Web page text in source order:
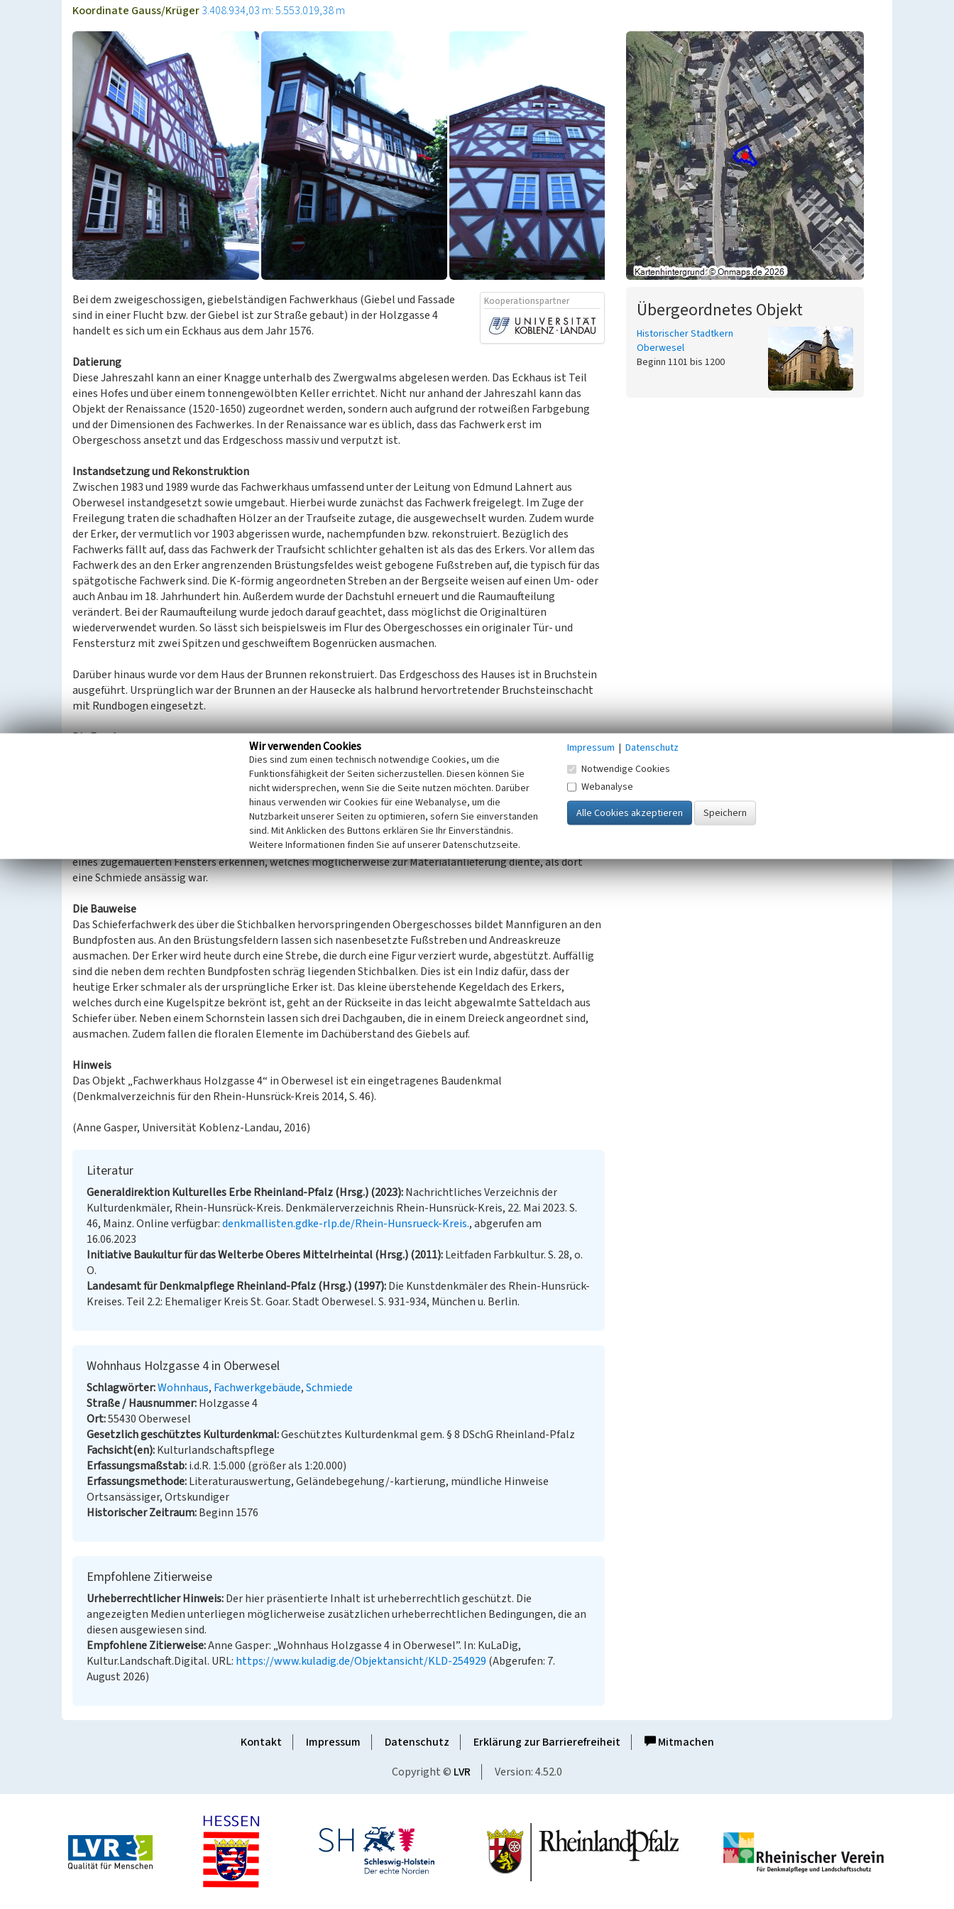
Koordinate Gauss/Krüger3.408.934,03 m: 5.553.019,38 m
Kooperationspartner
Bei dem zweigeschossigen, giebelständigen Fachwerkhaus (Giebel und Fassade
sind in einer Flucht bzw. der Giebel ist zur Straße gebaut) in der Holzgasse 4
handelt es sich um ein Eckhaus aus dem Jahr 1576.
Datierung
Diese Jahreszahl kann an einer Knagge unterhalb des Zwergwalms abgelesen werden. Das Eckhaus ist Teil
eines Hofes und über einem tonnengewölbten Keller errichtet. Nicht nur anhand der Jahreszahl kann das
Objekt der Renaissance (1520-1650) zugeordnet werden, sondern auch aufgrund der rotweißen Farbgebung
und der Dimensionen des Fachwerkes. In der Renaissance war es üblich, dass das Fachwerk erst im
Obergeschoss ansetzt und das Erdgeschoss massiv und verputzt ist.
Instandsetzung und Rekonstruktion
Zwischen 1983 und 1989 wurde das Fachwerkhaus umfassend unter der Leitung von Edmund Lahnert aus
Oberwesel instandgesetzt sowie umgebaut. Hierbei wurde zunächst das Fachwerk freigelegt. Im Zuge der
Freilegung traten die schadhaften Hölzer an der Traufseite zutage, die ausgewechselt wurden. Zudem wurde
der Erker, der vermutlich vor 1903 abgerissen wurde, nachempfunden bzw. rekonstruiert. Bezüglich des
Fachwerks fällt auf, dass das Fachwerk der Traufsicht schlichter gehalten ist als das des Erkers. Vor allem das
Fachwerk des an den Erker angrenzenden Brüstungsfeldes weist gebogene Fußstreben auf, die typisch für das
spätgotische Fachwerk sind. Die K-förmig angeordneten Streben an der Bergseite weisen auf einen Um- oder
auch Anbau im 18. Jahrhundert hin. Außerdem wurde der Dachstuhl erneuert und die Raumaufteilung
verändert. Bei der Raumaufteilung wurde jedoch darauf geachtet, dass möglichst die Originaltüren
wiederverwendet wurden. So lässt sich beispielsweis im Flur des Obergeschosses ein originaler Tür- und
Fenstersturz mit zwei Spitzen und geschweiftem Bogenrücken ausmachen.
Darüber hinaus wurde vor dem Haus der Brunnen rekonstruiert. Das Erdgeschoss des Hauses ist in Bruchstein
ausgeführt. Ursprünglich war der Brunnen an der Hausecke als halbrund hervortretender Bruchsteinschacht
mit Rundbogen eingesetzt.
Die Fenster
Bei den Fenstern handelt es sich um kleine hochrechteckige Fenster, die noch in ihrer Ursprungsform erhalten
sind. An jeder Fassadenseite lassen sich je zwei gesprosste Doppelfenster, die durch Fachwerkständer
voneinander getrennt sowie eingebunden sind, ausmachen. Die Fenster wurden durch Sprossen unterteilt, da
die großflächige Glasherstellung zu dieser Zeit noch nicht möglich war. Das eng gesetzte und dominierende
Fachwerk ist typisch für den Baustil dieser Epoche. Zudem weisen auch die Diagonalstreben rechts und links
der Fenster im zweiten Geschoss darauf hin. Eine Besonderheit stellt das rundbogige Fenster im zweiten
Giebelgeschoss dar. Dies diente einst als Ladeluke. An der Nordseite des Hauses lässt sich die rote Einfassung
eines zugemauerten Fensters erkennen, welches möglicherweise zur Materialanlieferung diente, als dort
eine Schmiede ansässig war.
Die Bauweise
Das Schieferfachwerk des über die Stichbalken hervorspringenden Obergeschosses bildet Mannfiguren an den
Bundpfosten aus. An den Brüstungsfeldern lassen sich nasenbesetzte Fußstreben und Andreaskreuze
ausmachen. Der Erker wird heute durch eine Strebe, die durch eine Figur verziert wurde, abgestützt. Auffällig
sind die neben dem rechten Bundpfosten schräg liegenden Stichbalken. Dies ist ein Indiz dafür, dass der
heutige Erker schmaler als der ursprüngliche Erker ist. Das kleine überstehende Kegeldach des Erkers,
welches durch eine Kugelspitze bekrönt ist, geht an der Rückseite in das leicht abgewalmte Satteldach aus
Schiefer über. Neben einem Schornstein lassen sich drei Dachgauben, die in einem Dreieck angeordnet sind,
ausmachen. Zudem fallen die floralen Elemente im Dachüberstand des Giebels auf.
Hinweis
Das Objekt „Fachwerkhaus Holzgasse 4“ in Oberwesel ist ein eingetragenes Baudenkmal
(Denkmalverzeichnis für den Rhein-Hunsrück-Kreis 2014, S. 46).
(Anne Gasper, Universität Koblenz-Landau, 2016)
Literatur
Generaldirektion Kulturelles Erbe Rheinland-Pfalz (Hrsg.) (2023) Nachrichtliches Verzeichnis der
Kulturdenkmäler, Rhein-Hunsrück-Kreis. Denkmälerverzeichnis Rhein-Hunsrück-Kreis, 22. Mai 2023. S.
46, Mainz. Online verfügbar:denkmallisten.gdke-rlp.de/Rhein-Hunsrueck-Kreis., abgerufen am
16.06.2023
Initiative Baukultur für das Welterbe Oberes Mittelrheintal (Hrsg.) (2011) Leitfaden Farbkultur. S. 28, o.
O.
Landesamt für Denkmalpflege Rheinland-Pfalz (Hrsg.) (1997) Die Kunstdenkmäler des Rhein-Hunsrück-
Kreises. Teil 2.2: Ehemaliger Kreis St. Goar. Stadt Oberwesel. S. 931-934, München u. Berlin.
Wohnhaus Holzgasse 4 in Oberwesel
Schlagwörter Wohnhaus Fachwerkgebäude Schmiede
Straße / Hausnummer Holzgasse 4
Ort 55430 Oberwesel
Gesetzlich geschütztes Kulturdenkmal Geschütztes Kulturdenkmal gem. § 8 DSchG Rheinland-Pfalz
Fachsicht(en) Kulturlandschaftspflege
Erfassungsmaßstab i.d.R. 1:5.000 (größer als 1:20.000)
Erfassungsmethode Literaturauswertung, Geländebegehung/-kartierung, mündliche Hinweise
Ortsansässiger, Ortskundiger
Historischer Zeitraum Beginn 1576
Empfohlene Zitierweise
Urheberrechtlicher Hinweis Der hier präsentierte Inhalt ist urheberrechtlich geschützt. Die
angezeigten Medien unterliegen möglicherweise zusätzlichen urheberrechtlichen Bedingungen, die an
diesen ausgewiesen sind.
Empfohlene Zitierweise Anne Gasper: „Wohnhaus Holzgasse 4 in Oberwesel”. In: KuLaDig,
Kultur.Landschaft.Digital. URL: https://www.kuladig.de/Objektansicht/KLD-254929 (Abgerufen: 7.
August 2026)
Übergeordnetes Objekt
Historischer Stadtkern
Oberwesel
Beginn 1101 bis 1200
Kontakt Impressum Datenschutz Erklärung zur Barrierefreiheit
Mitmachen
Copyright © LVR Version: 4.52.0
Wir verwenden Cookies
Dies sind zum einen technisch notwendige Cookies, um die
Funktionsfähigkeit der Seiten sicherzustellen. Diesen können Sie
nicht widersprechen, wenn Sie die Seite nutzen möchten. Darüber
hinaus verwenden wir Cookies für eine Webanalyse, um die
Nutzbarkeit unserer Seiten zu optimieren, sofern Sie einverstanden
sind. Mit Anklicken des Buttons erklären Sie Ihr Einverständnis.
Weitere Informationen finden Sie auf unserer Datenschutzseite.
Impressum | Datenschutz
Notwendige Cookies
Webanalyse